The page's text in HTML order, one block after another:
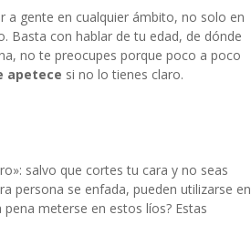
a gente en cualquier ámbito, no solo en
Basta con hablar de tu edad, de dónde
no te preocupes porque poco a poco
apetece si no lo tienes claro.
salvo que cortes tu cara y no seas
persona se enfada, pueden utilizarse en
meterse en estos líos? Estas